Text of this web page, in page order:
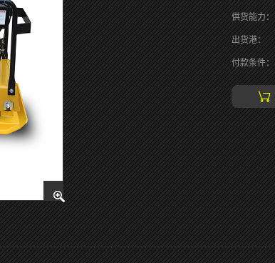
供货能力：
出货港：
付款条件：